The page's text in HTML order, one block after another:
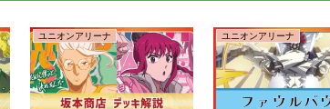
ユニオンアリーナ ユニオンアリーナ